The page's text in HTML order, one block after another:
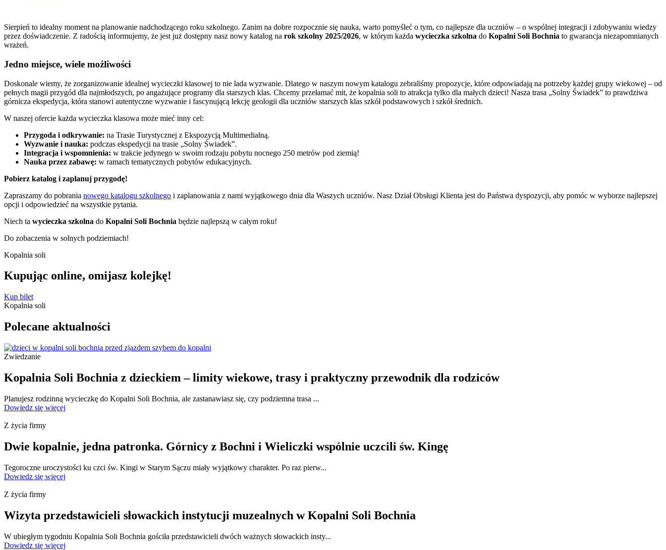
Sierpień to idealny moment na planowanie nadchodzącego roku szkolnego. Zanim na dobre rozpocznie się nauka, warto pomyśleć o tym, co najlepsze dla uczniów – o wspólnej integracji i zdobywaniu wiedzy
przez doświadczenie. Z radością informujemy, że jest już dostępny nasz nowy katalog na rok szkolny 2025/2026, w którym każda wycieczka szkolna do Kopalni Soli Bochnia to gwarancja niezapomnianych
wrażeń.
Jedno miejsce, wiele możliwości
Doskonale wiemy, że zorganizowanie idealnej wycieczki klasowej to nie lada wyzwanie. Dlatego w naszym nowym katalogu zebraliśmy propozycje, które odpowiadają na potrzeby każdej grupy wiekowej – od
pełnych magii przygód dla najmłodszych, po angażujące programy dla starszych klas. Chcemy przełamać mit, że kopalnia soli to atrakcja tylko dla małych dzieci! Nasza trasa „Solny Świadek” to prawdziwa
górnicza ekspedycja, która stanowi autentyczne wyzwanie i fascynującą lekcję geologii dla uczniów starszych klas szkół podstawowych i szkół średnich.
W naszej ofercie każda wycieczka klasowa może mieć inny cel:
Przygoda i odkrywanie: na Trasie Turystycznej z Ekspozycją Multimedialną.
Wyzwanie i nauka: podczas ekspedycji na trasie „Solny Świadek”.
Integracja i wspomnienia: w trakcie jedynego w swoim rodzaju pobytu nocnego 250 metrów pod ziemią!
Nauka przez zabawę: w ramach tematycznych pobytów edukacyjnych.
Pobierz katalog i zaplanuj przygodę!
Zapraszamy do pobrania nowego katalogu szkolnego i zaplanowania z nami wyjątkowego dnia dla Waszych uczniów. Nasz Dział Obsługi Klienta jest do Państwa dyspozycji, aby pomóc w wyborze najlepszej
opcji i odpowiedzieć na wszystkie pytania.
Niech ta wycieczka szkolna do Kopalni Soli Bochnia będzie najlepszą w całym roku!
Do zobaczenia w solnych podziemiach!
Kopalnia soli
Kupując online, omijasz kolejkę!
Kup bilet
Kopalnia soli
Polecane aktualności
Zwiedzanie
Kopalnia Soli Bochnia z dzieckiem – limity wiekowe, trasy i praktyczny przewodnik dla rodziców
Planujesz rodzinną wycieczkę do Kopalni Soli Bochnia, ale zastanawiasz się, czy podziemna trasa ...
Dowiedz się więcej
Z życia firmy
Dwie kopalnie, jedna patronka. Górnicy z Bochni i Wieliczki wspólnie uczcili św. Kingę
Tegoroczne uroczystości ku czci św. Kingi w Starym Sączu miały wyjątkowy charakter. Po raz pierw...
Dowiedz się więcej
Z życia firmy
Wizyta przedstawicieli słowackich instytucji muzealnych w Kopalni Soli Bochnia
W ubiegłym tygodniu Kopalnia Soli Bochnia gościła przedstawicieli dwóch ważnych słowackich insty...
Dowiedz się więcej